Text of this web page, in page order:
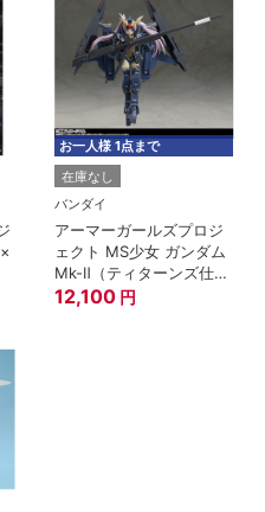
お一人様 1点まで
在庫なし
バンダイ
アーマーガールズプロジ
ェクト MS少女 ガンダム
Mk-Ⅱ（ティターンズ仕
様）
12,100 円